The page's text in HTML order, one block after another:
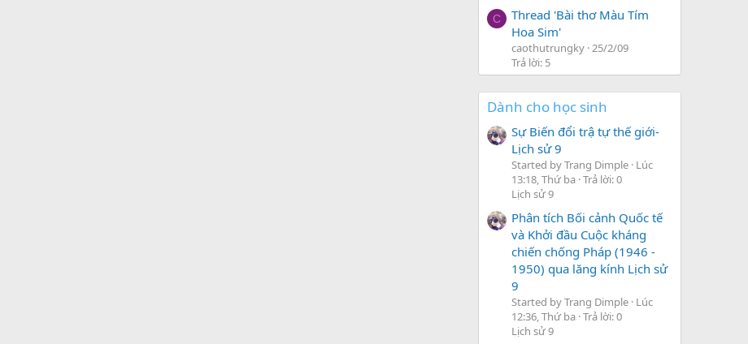
C
Thread 'Bài thơ Màu Tím
Hoa Sim'
caothutrungky 25/2/09
Trả lời: 5
Dành cho học sinh
Sự Biến đổi trậ tự thế giới-
Lịch sử 9
Started by Trang Dimple Lúc
13:18, Thứ ba Trả lời: 0
Lịch sử 9
Phân tích Bối cảnh Quốc tế
và Khởi đầu Cuộc kháng
chiến chống Pháp (1946 -
1950) qua lăng kính Lịch sử
9
Started by Trang Dimple Lúc
12:36, Thứ ba Trả lời: 0
Lịch sử 9